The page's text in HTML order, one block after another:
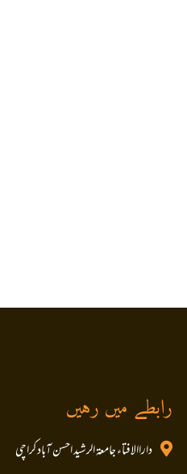
رابطے میں رہیں
داراالافتاء جامعۃ الرشید احسن آباد کراچی